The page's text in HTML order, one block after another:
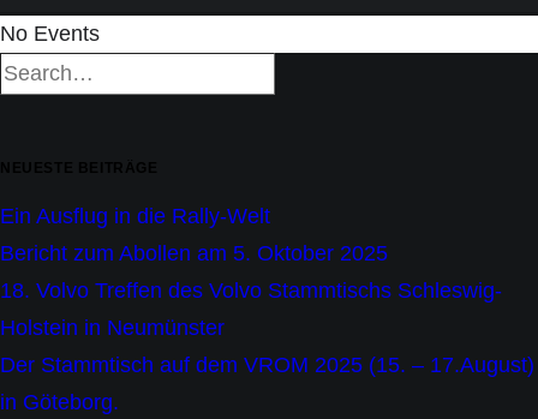
No Events
NEUESTE BEITRÄGE
Ein Ausflug in die Rally-Welt
Bericht zum Abollen am 5. Oktober 2025
18. Volvo Treffen des Volvo Stammtischs Schleswig-
Holstein in Neumünster
Der Stammtisch auf dem VROM 2025 (15. – 17.August)
in Göteborg.